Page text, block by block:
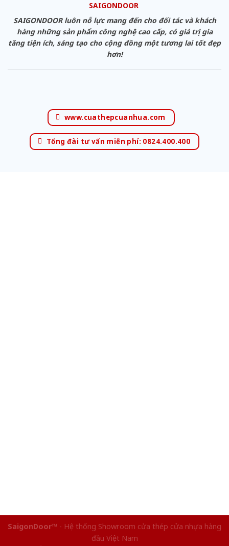
SAIGONDOOR
SAIGONDOOR luôn nỗ lực mang đến cho đối tác và khách
hàng những sản phẩm công nghệ cao cấp, có giá trị gia
tăng tiện ích, sáng tạo cho cộng đồng một tương lai tốt đẹp
hơn!
www.cuathepcuanhua.com
Tổng đài tư vấn miễn phí: 0824.400.400
SaigonDoor™ - Hệ thống Showroom cửa thép cửa nhựa hàng
đầu Việt Nam